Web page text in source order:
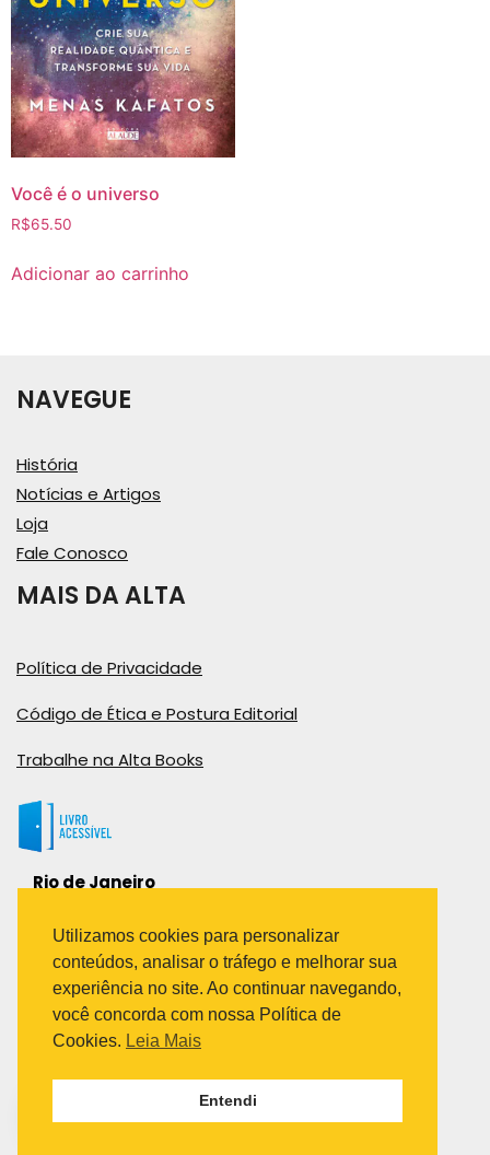
Você é o universo
R$65.50
Adicionar ao carrinho
NAVEGUE
História
Notícias e Artigos
Loja
Fale Conosco
MAIS DA ALTA
Política de Privacidade
Código de Ética e Postura Editorial
Trabalhe na Alta Books
Rio de Janeiro
Bairro Industrial do Jacaré
Rio de Janeiro – RJ – CEP: 20970-031
Telefone:
(21) 3278-8069
(21) 3995-7512
Avenida Paulista 1636 / sala 1407
Utilizamos cookies para personalizar
conteúdos, analisar o tráfego e melhorar sua
experiência no site. Ao continuar navegando,
você concorda com nossa Política de
Cookies. Leia Mais
Entendi